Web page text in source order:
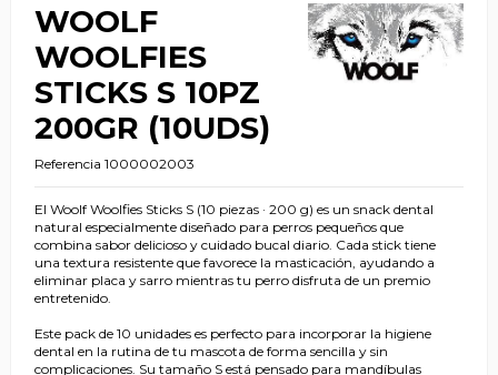
WOOLF
WOOLFIES
STICKS S 10PZ
200GR (10UDS)
Referencia 1000002003
El Woolf Woolfies Sticks S (10 piezas · 200 g) es un snack dental
natural especialmente diseñado para perros pequeños que
combina sabor delicioso y cuidado bucal diario. Cada stick tiene
una textura resistente que favorece la masticación, ayudando a
eliminar placa y sarro mientras tu perro disfruta de un premio
entretenido.
Este pack de 10 unidades es perfecto para incorporar la higiene
dental en la rutina de tu mascota de forma sencilla y sin
complicaciones. Su tamaño S está pensado para mandíbulas